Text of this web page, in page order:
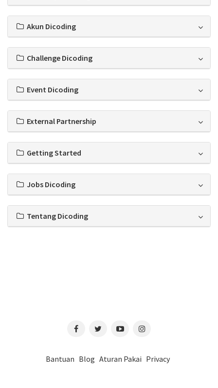
Akun Dicoding
Challenge Dicoding
Event Dicoding
External Partnership
Getting Started
Jobs Dicoding
Tentang Dicoding
Bantuan Blog Aturan Pakai Privacy